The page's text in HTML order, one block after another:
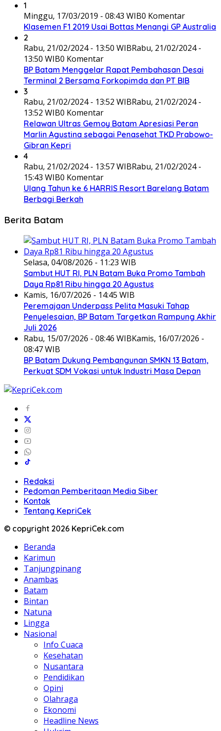
1
Minggu, 17/03/2019 - 08:43 WIB0 Komentar
Klasemen F1 2019 Usai Bottas Menangi GP Australia
2
Rabu, 21/02/2024 - 13:50 WIBRabu, 21/02/2024 -
13:50 WIB0 Komentar
BP Batam Menggelar Rapat Pembahasan Desai
Terminal 2 Bersama Forkopimda dan PT BIB
3
Rabu, 21/02/2024 - 13:52 WIBRabu, 21/02/2024 -
13:52 WIB0 Komentar
Relawan Ultras Gemoy Batam Apresiasi Peran
Marlin Agustina sebagai Penasehat TKD Prabowo-
Gibran Kepri
4
Rabu, 21/02/2024 - 13:57 WIBRabu, 21/02/2024 -
15:43 WIB0 Komentar
Ulang Tahun ke 6 HARRIS Resort Barelang Batam
Berbagi Berkah
Berita Batam
Selasa, 04/08/2026 - 11:23 WIB
Sambut HUT RI, PLN Batam Buka Promo Tambah
Daya Rp81 Ribu hingga 20 Agustus
Kamis, 16/07/2026 - 14:45 WIB
Peremajaan Underpass Pelita Masuki Tahap
Penyelesaian, BP Batam Targetkan Rampung Akhir
Juli 2026
Rabu, 15/07/2026 - 08:46 WIBKamis, 16/07/2026 -
08:47 WIB
BP Batam Dukung Pembangunan SMKN 13 Batam,
Perkuat SDM Vokasi untuk Industri Masa Depan
Redaksi
Pedoman Pemberitaan Media Siber
Kontak
Tentang KepriCek
© copyright 2026 KepriCek.com
Beranda
Karimun
Tanjungpinang
Anambas
Batam
Bintan
Natuna
Lingga
Nasional
Info Cuaca
Kesehatan
Nusantara
Pendidikan
Opini
Olahraga
Ekonomi
Headline News